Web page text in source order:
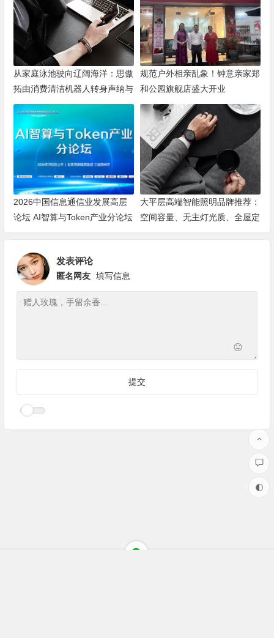
从家庭泳池驶向辽阔海洋：思傲
拓由消费清洁机器人转身声纳与
海洋机器人赛道
规范户外相亲乱象！钟意亲家郑
和公园旗舰店盛大开业
2026中国信息通信业发展高层
论坛 AI智算与Token产业分论坛
顺利举办
大平层高端智能照明品牌推荐：
空间容量、无主灯光质、全屋定
制、长期售后四个维度全解析
发表评论
匿名网友 填写信息